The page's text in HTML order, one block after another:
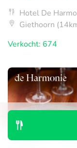
Hotel De
Giethoorn
Verkocht: 674